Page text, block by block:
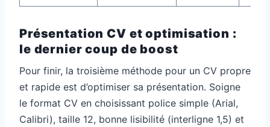
Présentation CV et optimisation :
le dernier coup de boost
Pour finir, la troisième méthode pour un CV propre
et rapide est d’optimiser sa présentation. Soigne
le format CV en choisissant police simple (Arial,
Calibri), taille 12, bonne lisibilité (interligne 1,5) et